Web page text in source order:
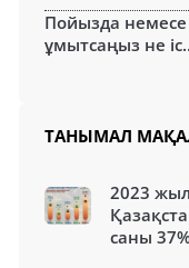
Пойызда
ұмытсаңыз не
ТАНЫМАЛ
2023
саны